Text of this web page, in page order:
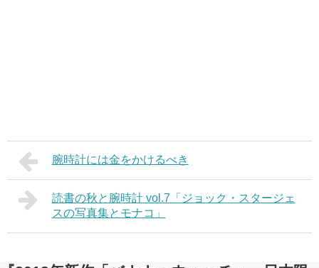
腕時計には金をかけるべき
読書の秋と腕時計 vol.7「ジョック・スタージェ
スの写真集とモナコ」